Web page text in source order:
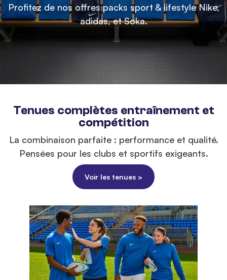
Profitez de nos offres packs sport & lifestyle Nike,
adidas, et Soka.
Tenues complètes entraînement et
compétition
La combinaison parfaite : performance et qualité.
Pensées pour les clubs et sportifs exigeants.
Voir les tenues >